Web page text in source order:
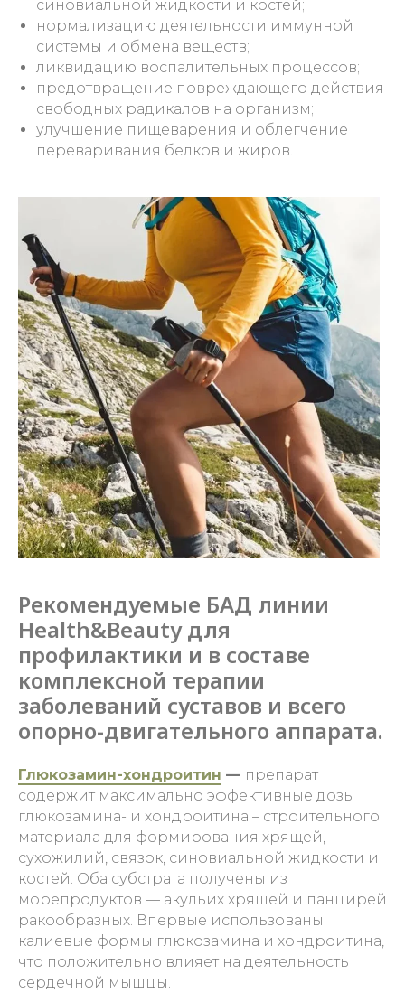
синовиальной жидкости и костей;
нормализацию деятельности иммунной
системы и обмена веществ;
ликвидацию воспалительных процессов;
предотвращение повреждающего действия
свободных радикалов на организм;
улучшение пищеварения и облегчение
переваривания белков и жиров.
Рекомендуемые БАД линии
Health&Beauty для
профилактики и в составе
комплексной терапии
заболеваний суставов и всего
опорно-двигательного аппарата.
Глюкозамин-хондроитин — препарат
содержит максимально эффективные дозы
глюкозамина- и хондроитина – строительного
материала для формирования хрящей,
сухожилий, связок, синовиальной жидкости и
костей. Оба субстрата получены из
морепродуктов — акульих хрящей и панцирей
ракообразных. Впервые использованы
калиевые формы глюкозамина и хондроитина,
что положительно влияет на деятельность
сердечной мышцы.